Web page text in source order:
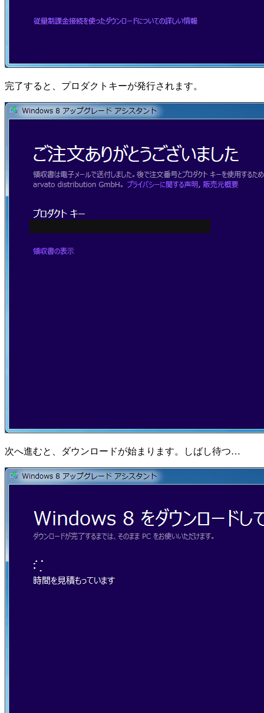
完了すると、プロダクトキーが発行されます。
次へ進むと、ダウンロードが始まります。しばし待つ…